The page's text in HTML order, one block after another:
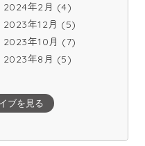
2024年2月 (4)
2023年12月 (5)
2023年10月 (7)
2023年8月 (5)
ブを見る